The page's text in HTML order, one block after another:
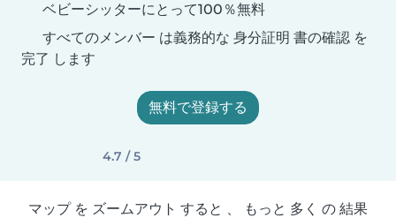
ベビーシッターにとって100％無料
すべてのメンバー は義務的な 身分証明 書の確認 を
完了 します
無料で登録する
4.7 / 5
マップ を ズームアウト すると 、 もっと 多く の 結果